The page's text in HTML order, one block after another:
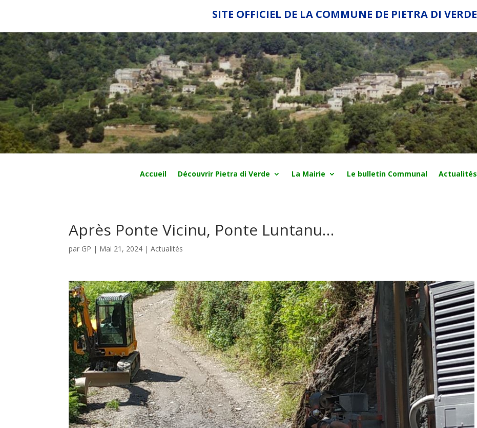
SITE OFFICIEL DE LA COMMUNE DE PIETRA DI VERDE
Accueil Découvrir Pietra di Verde La Mairie Le bulletin Communal Actualités
Après Ponte Vicinu, Ponte Luntanu…
par GP | Mai 21, 2024 |Actualités